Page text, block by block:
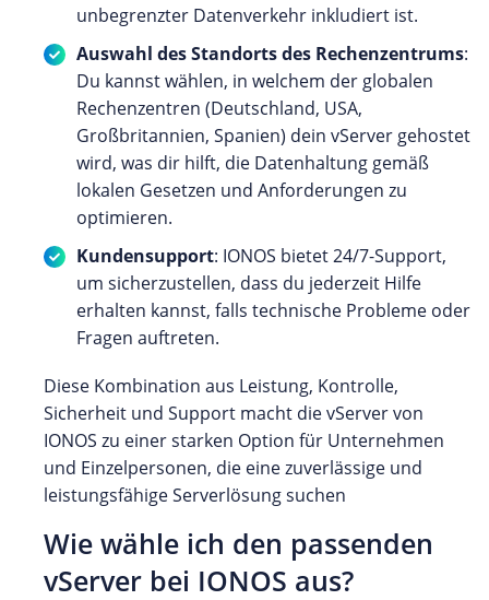
unbegrenzter Datenverkehr inkludiert ist.
Auswahl des Standorts des Rechenzentrums:
Du kannst wählen, in welchem der globalen
Rechenzentren (Deutschland, USA,
Großbritannien, Spanien) dein vServer gehostet
wird, was dir hilft, die Datenhaltung gemäß
lokalen Gesetzen und Anforderungen zu
optimieren.
Kundensupport: IONOS bietet 24/7-Support,
um sicherzustellen, dass du jederzeit Hilfe
erhalten kannst, falls technische Probleme oder
Fragen auftreten.
Diese Kombination aus Leistung, Kontrolle,
Sicherheit und Support macht die vServer von
IONOS zu einer starken Option für Unternehmen
und Einzelpersonen, die eine zuverlässige und
leistungsfähige Serverlösung suchen
Wie wähle ich den passenden
vServer bei IONOS aus?